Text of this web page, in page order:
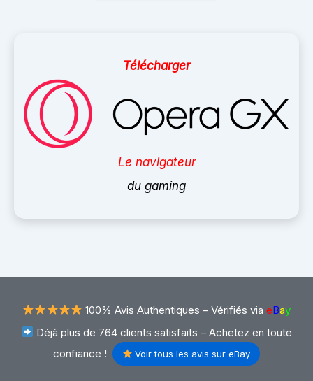
Télécharger
Le navigateur
du gaming
100% Avis Authentiques – Vérifiés via eBay
Déjà plus de 764 clients satisfaits – Achetez en toute
confiance !
Voir tous les avis sur eBay